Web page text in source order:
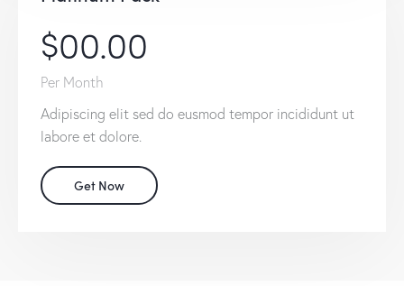
$00.00
Per Month
Adipiscing elit sed do eusmod tempor incididunt ut
labore et dolore.
Get Now